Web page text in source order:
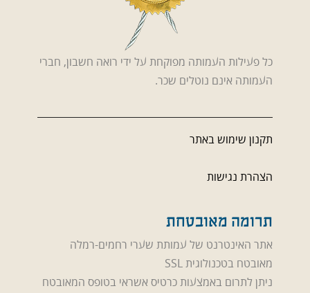
כל פעילות העמותה מפוקחת על ידי רואה חשבון, חברי
העמותה אינם נוטלים שכר.
תקנון שימוש באתר
הצהרת נגישות
תרומה מאובטחת
אתר האינטרנט של עמותת שערי רחמים-רמלה
מאובטח בטכנולוגית SSL
ניתן לתרום באמצעות כרטיס אשראי בטופס המאובטח